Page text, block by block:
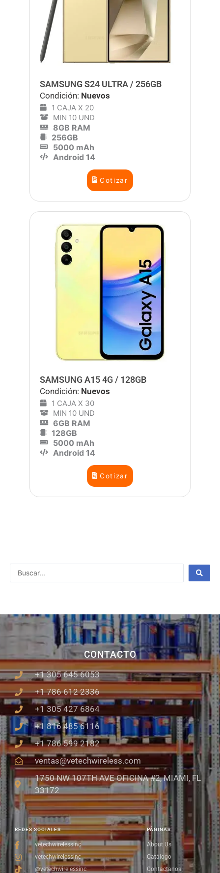
SAMSUNG S24 ULTRA / 256GB
Condición: Nuevos
1 CAJA X 20
MIN 10 UND
8GB RAM
256GB
5000 mAh
Android 14
Cotizar
SAMSUNG A15 4G / 128GB
Condición: Nuevos
1 CAJA X 30
MIN 10 UND
6GB RAM
128GB
5000 mAh
Android 14
Cotizar
Search
CONTACTO
+1 305 645 6053
+1 786 612 2336
+1 305 427 6864
+1 816 485 6116
+1 786 599 2182
ventas@vetechwireless.com
1750 NW 107TH AVE OFICINA #2, MIAMI, FL
33172
REDES SOCIALES
vetechwirelessinc
vetechwirelessinc
@vetechwirelessinc
PÁGINAS
About Us
Catálogo
Contactanos